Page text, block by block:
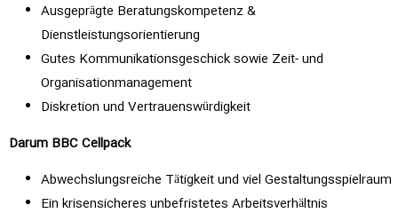
Ausgeprägte Beratungskompetenz &
Dienstleistungsorientierung
Gutes Kommunikationsgeschick sowie Zeit- und
Organisationmanagement
Diskretion und Vertrauenswürdigkeit
Darum BBC Cellpack
Abwechslungsreiche Tätigkeit und viel Gestaltungsspielraum
Ein krisensicheres unbefristetes Arbeitsverhältnis